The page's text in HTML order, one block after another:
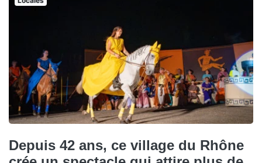
Depuis 42 ans, ce village du Rhône